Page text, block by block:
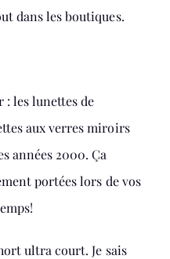
dans les boutiques.
: les lunettes de
aux verres miroirs
années 2000. Ça
portées lors de vos
ultra court. Je sais